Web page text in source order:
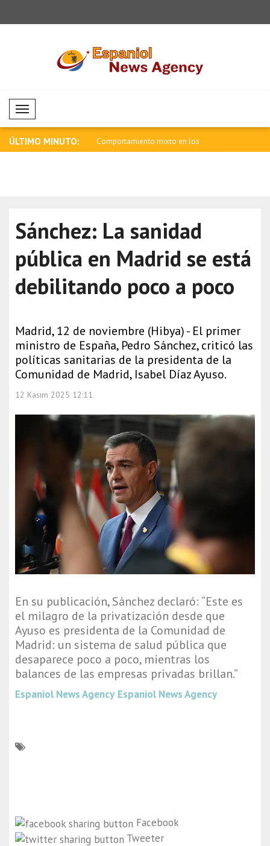
Mobil Menü
ÚLTIMO MINUTO:
bajista continuó en las Comportamiento mixto en los
Sánchez: La sanidad
pública en Madrid se está
debilitando poco a poco
Madrid, 12 de noviembre (Hibya) - El primer
ministro de España, Pedro Sánchez, criticó las
políticas sanitarias de la presidenta de la
Comunidad de Madrid, Isabel Díaz Ayuso.
12 Kasım 2025 12:11
En su publicación, Sánchez declaró: “Este es
el milagro de la privatización desde que
Ayuso es presidenta de la Comunidad de
Madrid: un sistema de salud pública que
desaparece poco a poco, mientras los
balances de las empresas privadas brillan.”
Espaniol News Agency Espaniol News Agency
Facebook
Tweeter